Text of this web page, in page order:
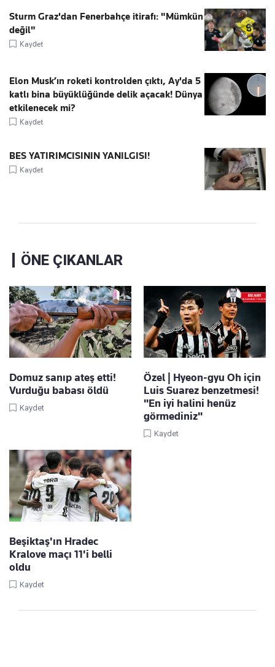
Sturm Graz'dan Fenerbahçe itirafı: "Mümkün
değil"
Kaydet
Elon Musk’ın roketi kontrolden çıktı, Ay'da 5
katlı bina büyüklüğünde delik açacak! Dünya
etkilenecek mi?
Kaydet
BES YATIRIMCISININ YANILGISI!
Kaydet
ÖNE ÇIKANLAR
Domuz sanıp ateş etti!
Vurduğu babası öldü
Kaydet
Özel | Hyeon-gyu Oh için
Luis Suarez benzetmesi!
"En iyi halini henüz
görmediniz"
Kaydet
Beşiktaş'ın Hradec
Kralove maçı 11'i belli
oldu
Kaydet